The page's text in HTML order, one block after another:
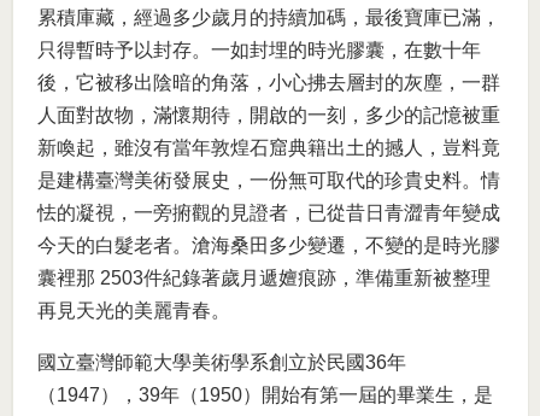
累積庫藏，經過多少歲月的持續加碼，最後寶庫已滿，
只得暫時予以封存。一如封埋的時光膠囊，在數十年
後，它被移出陰暗的角落，小心拂去層封的灰塵，一群
人面對故物，滿懷期待，開啟的一刻，多少的記憶被重
新喚起，雖沒有當年敦煌石窟典籍出土的撼人，豈料竟
是建構臺灣美術發展史，一份無可取代的珍貴史料。情
怯的凝視，一旁捬觀的見證者，已從昔日青澀青年變成
今天的白髮老者。滄海桑田多少變遷，不變的是時光膠
囊裡那 2503件紀錄著歲月遞嬗痕跡，準備重新被整理
再見天光的美麗青春。
國立臺灣師範大學美術學系創立於民國36年
（1947），39年（1950）開始有第一屆的畢業生，是